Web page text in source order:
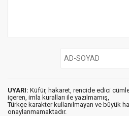
UYARI: Küfür, hakaret, rencide edici
içeren, imla kuralları ile yazılmamış,
Türkçe karakter kullanılmayan ve büyük
onaylanmamaktadır.